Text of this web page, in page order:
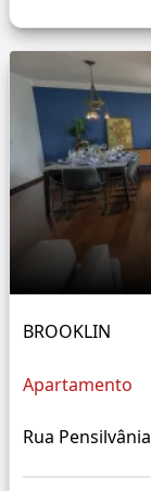
BROOKLIN
Apartamento
Rua Pensilvânia